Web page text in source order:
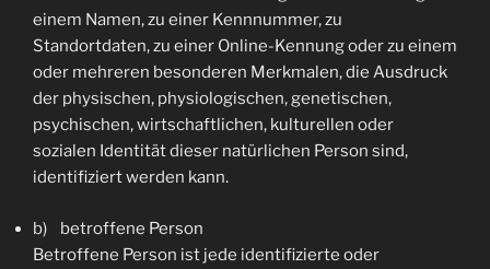
einem Namen, zu einer Kennnummer, zu
Standortdaten, zu einer Online-Kennung oder zu einem
oder mehreren besonderen Merkmalen, die Ausdruck
der physischen, physiologischen, genetischen,
psychischen, wirtschaftlichen, kulturellen oder
sozialen Identität dieser natürlichen Person sind,
identifiziert werden kann.
b) betroffene Person
Betroffene Person ist jede identifizierte oder